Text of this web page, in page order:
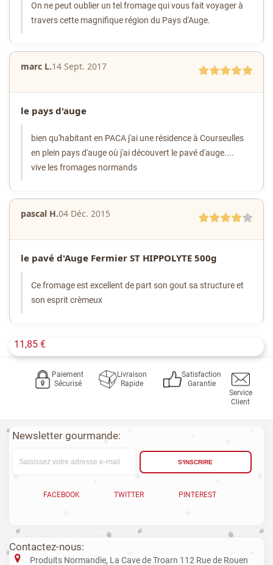
On ne peut oublier un tel fromage qui vous fait voyager à
travers cette magnifique région du Pays d'Auge.
marc L.14 Sept. 2017
le pays d'auge
bien qu'habitant en PACA j'ai une résidence à Courseulles
en plein pays d'auge où j'ai découvert le pavé d'auge....
vive les fromages normands
pascal H.04 Déc. 2015
le pavé d'Auge Fermier ST HIPPOLYTE 500g
Ce fromage est excellent de part son gout sa structure et
son esprit crèmeux
11,85 €
Paiement
Sécurisé
Livraison
Rapide
Satisfaction
Garantie
Service
Client
Newsletter gourmande:
S'INSCRIRE
FACEBOOK TWITTER PINTEREST
Contactez-nous:
Produits Normandie, La Cave de Troarn 112 Rue de Rouen